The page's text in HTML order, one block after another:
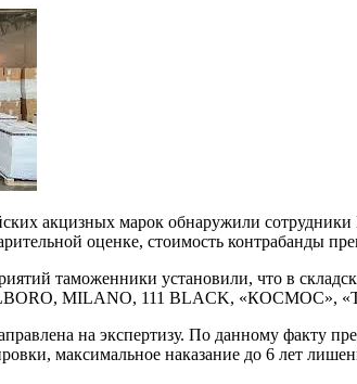
акцизных марок обнаружили
оценке, стоимость контрабанды
таможенники установили, что в
MILANO, 111 BLACK, «КОСМОС»,
на экспертизу. По данному факту
максимальное наказание до 6 лет